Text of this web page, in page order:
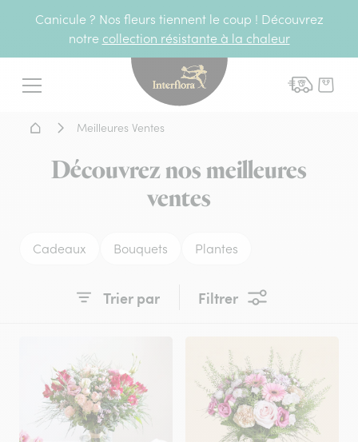
Canicule ? Nos fleurs tiennent le coup ! Découvrez
notre collection résistante à la chaleur
Menu
Interflora - livraison
Accueil - Livraison fleurs
Meilleures Ventes
Découvrez nos meilleures
ventes
Cadeaux Bouquets Plantes
Trier par Filtrer